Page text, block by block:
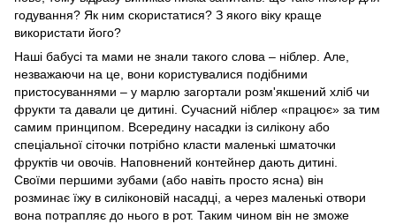
годування? Як ним скористатися? З якого віку краще
використати його?
Наші бабусі та мами не знали такого слова – ніблер. Але,
незважаючи на це, вони користувалися подібними
пристосуваннями – у марлю загортали розм'якшений хліб чи
фрукти та давали це дитині. Сучасний ніблер «працює» за тим
самим принципом. Всередину насадки із силікону або
спеціальної сіточки потрібно класти маленькі шматочки
фруктів чи овочів. Наповнений контейнер дають дитині.
Своїми першими зубами (або навіть просто ясна) він
розминає їжу в силіконовій насадці, а через маленькі отвори
вона потрапляє до нього в рот. Таким чином він не зможе